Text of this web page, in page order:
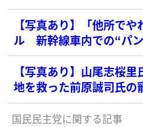
【写真あり】「他所で
ル 新幹線車内での“パ
波紋…衆院選でも“半ケ
【写真あり】山尾志桜
地を救った前原誠司氏の
国民民主党に関する記事